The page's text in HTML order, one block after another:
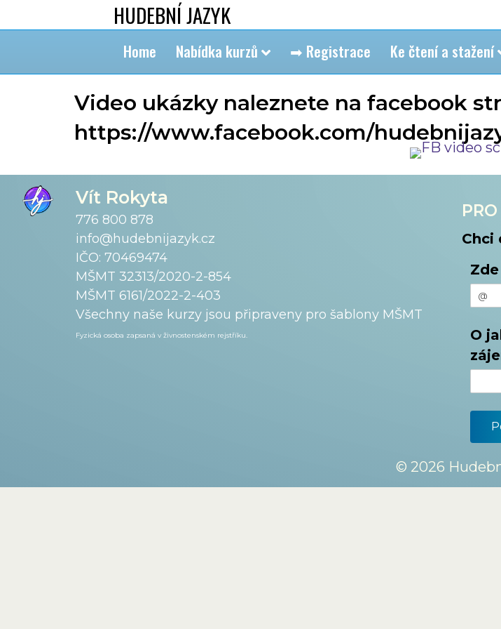
HUDEBNÍ JAZYK
Home Nabídka kurzů ➡ Registrace Ke čtení a stažení
Video ukázky naleznete na facebook
https://www.facebook.com/
Vít Rokyta
776 800 878
info@hudebnijazyk.cz
IČO: 70469474
MŠMT 32313/2020-2-854
MŠMT 6161/2022-2-403
Všechny naše kurzy jsou připraveny pro šablony MŠMT
Fyzická osoba zapsaná v živnostenském rejstříku.
Chci
O
© 2026